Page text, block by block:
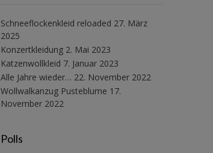
Schneeflockenkleid reloaded 27. März
2025
Konzertkleidung 2. Mai 2023
Katzenwollkleid 7. Januar 2023
Alle Jahre wieder… 22. November 2022
Wollwalkanzug Pusteblume 17.
November 2022
Polls